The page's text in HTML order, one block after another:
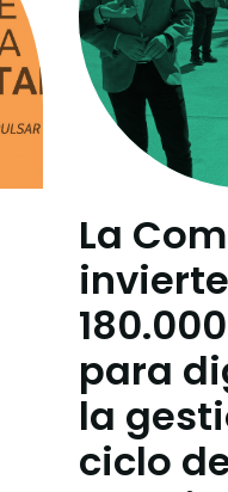
La
para
la
ciclo